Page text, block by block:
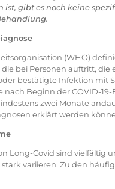
ist, gibt es noch keine
(WHO)
bei Personen auftritt, die
bestätigte Infektion mit
nach Beginn der COVID-
zwei Monate
erklärt werden
Long-Covid sind vielfältig
stark variieren. Zu den